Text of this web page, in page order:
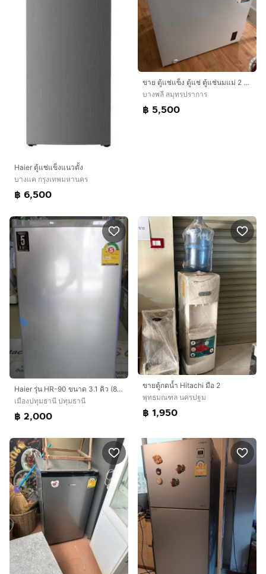
Haier ตู้แช่แข็งแนวตั้ง
บางแค กรุงเทพมหานคร
฿ 6,500
ขาย ตู้แช่แข็ง ตู้แช่ ตู้แช่นมแม่ 2 ระบบ (สภาพใหม่มาก)
บางพลี สมุทรปราการ
฿ 5,500
Haier รุ่น HR-90 ขนาด 3.1 คิว (89 ลิตร) 1ประตู
เมืองปทุมธานี ปทุมธานี
฿ 2,000
ขายตู้กดน้ำ Hitachi มือ 2
พุทธมณฑล นครปฐม
฿ 1,950